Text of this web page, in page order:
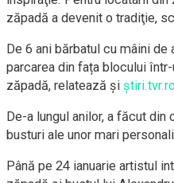
zăpadă a devenit o tradiţie,
De 6 ani bărbatul cu mâini
parcarea din fața blocului
zăpadă, relatează și
De-a lungul anilor, a făcut
busturi ale unor mari
Până pe 24 ianuarie artistul